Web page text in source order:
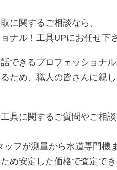
に関するご相談なら、
ナル！工具UPにお任せ下
できるプロフェッショナ
ため、職人の皆さんに親
具に関するご質問やご相
ッフが測量から水道専門機
め安定した価格で査定で